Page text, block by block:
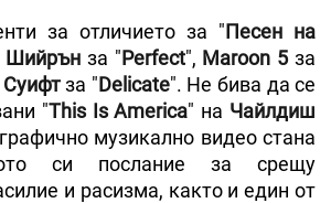
за отличието за "Песен на
Шийрънза "Perfect", Maroon 5за
Суифтза "Delicate". Не бива да се
"This Is America" на Чайлдиш
музикално видео стана
си послание за срещу
и расизма, както и един от